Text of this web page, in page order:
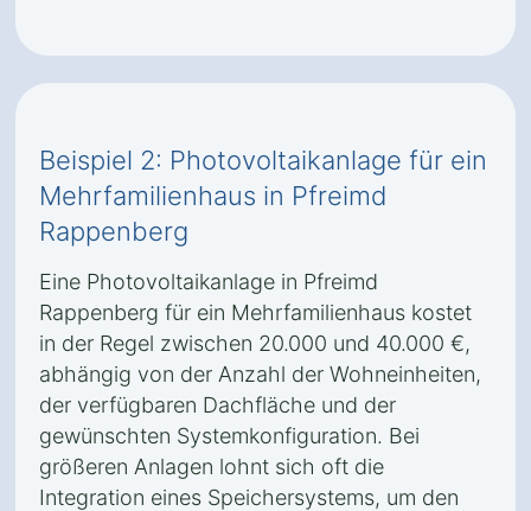
Beispiel 2: Photovoltaikanlage für ein
Mehrfamilienhaus in Pfreimd
Rappenberg
Eine Photovoltaikanlage in Pfreimd
Rappenberg für ein Mehrfamilienhaus kostet
in der Regel zwischen 20.000 und 40.000 €,
abhängig von der Anzahl der Wohneinheiten,
der verfügbaren Dachfläche und der
gewünschten Systemkonfiguration. Bei
größeren Anlagen lohnt sich oft die
Integration eines Speichersystems, um den